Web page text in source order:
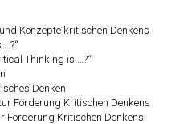
Konzepte kritischen Denkens
Thinking is …?“
Denken
Förderung Kritischen Denkens
Förderung Kritischen Denkens